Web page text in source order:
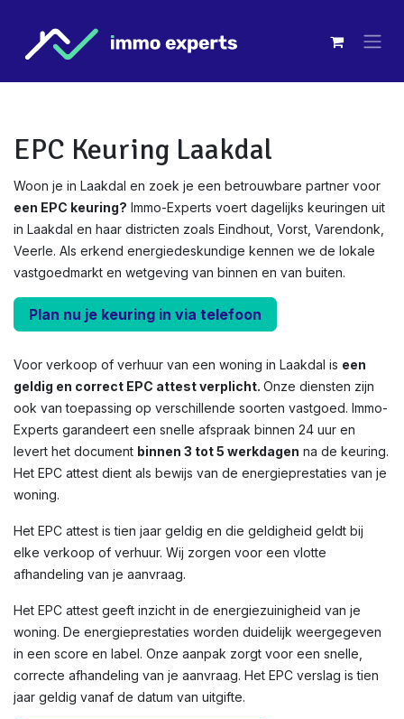
EPC Keuring Laakdal
Woon je in Laakdal en zoek je een betrouwbare partner voor
een EPC keuring? Immo-Experts voert dagelijks keuringen uit
in Laakdal en haar districten zoals Eindhout, Vorst, Varendonk,
Veerle. Als erkend energiedeskundige kennen we de lokale
vastgoedmarkt en wetgeving van binnen en van buiten.
Plan nu je keuring in via telefoon
Voor verkoop of verhuur van een woning in Laakdal is een
geldig en correct EPC attest verplicht. Onze diensten zijn
ook van toepassing op verschillende soorten vastgoed. Immo-
Experts garandeert een snelle afspraak binnen 24 uur en
levert het document binnen 3 tot 5 werkdagen na de keuring.
Het EPC attest dient als bewijs van de energieprestaties van je
woning.
Het EPC attest is tien jaar geldig en die geldigheid geldt bij
elke verkoop of verhuur. Wij zorgen voor een vlotte
afhandeling van je aanvraag.
Het EPC attest geeft inzicht in de energiezuinigheid van je
woning. De energieprestaties worden duidelijk weergegeven
in een score en label. Onze aanpak zorgt voor een snelle,
correcte afhandeling van je aanvraag. Het EPC verslag is tien
jaar geldig vanaf de datum van uitgifte.